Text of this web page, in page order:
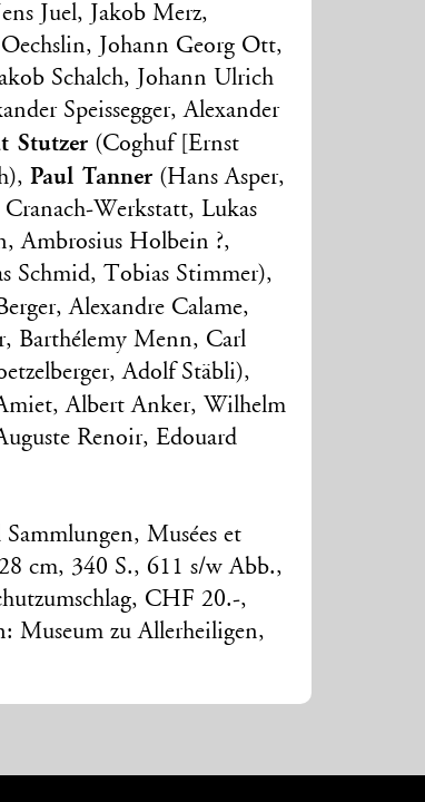
Juel, Jakob Merz,
Johann Georg Ott,
Schalch, Johann Ulrich
Speissegger, Alexander
Stutzer (Coghuf [Ernst
Paul Tanner (Hans Asper,
Werkstatt, Lukas
Ambrosius Holbein ?,
Schmid, Tobias Stimmer),
Alexandre Calame,
Barthélemy Menn, Carl
Adolf Stäbli),
Albert Anker, Wilhelm
Renoir, Edouard
Musées et
cm, 340 S., 611 s/w Abb.,
CHF 20.-,
Museum zu Allerheiligen,